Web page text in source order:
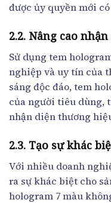
được ủy quyền mới
2.2. Nâng cao
Sử dụng tem
nghiệp và uy tín của
sáng độc đáo, tem
của người tiêu dùng,
nhận diện thương
2.3. Tạo sự khác
Với nhiều doanh
ra sự khác biệt cho
hologram 7 màu